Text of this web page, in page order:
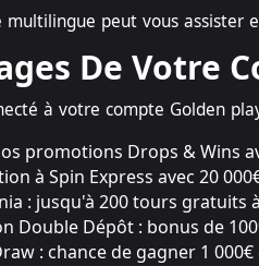
multilingue peut vous assister
De Votre
à votre compte Golden
promotions Drops & Wins
à Spin Express avec 20
: jusqu'à 200 tours gratuits
Double Dépôt : bonus de
: chance de gagner 1